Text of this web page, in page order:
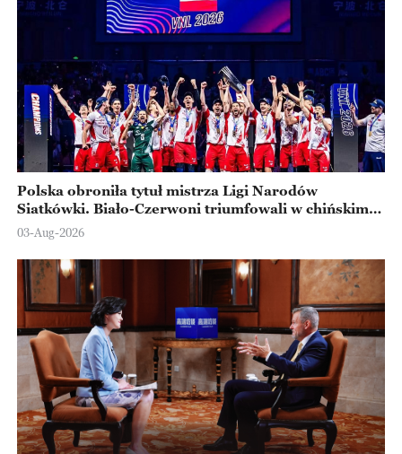
Polska obroniła tytuł mistrza Ligi Narodów
Siatkówki. Biało-Czerwoni triumfowali w chińskim
Ningbo
03-Aug-2026